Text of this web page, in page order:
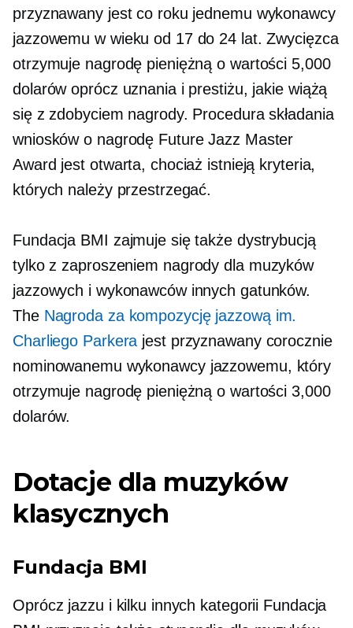
przyznawany jest co roku jednemu wykonawcy
jazzowemu w wieku od 17 do 24 lat. Zwycięzca
otrzymuje nagrodę pieniężną o wartości 5,000
dolarów oprócz uznania i prestiżu, jakie wiążą
się z zdobyciem nagrody. Procedura składania
wniosków o nagrodę Future Jazz Master
Award jest otwarta, chociaż istnieją kryteria,
których należy przestrzegać.
Fundacja BMI zajmuje się także dystrybucją
tylko z zaproszeniem nagrody dla muzyków
jazzowych i wykonawców innych gatunków.
The Nagroda za kompozycję jazzową im.
Charliego Parkera jest przyznawany corocznie
nominowanemu wykonawcy jazzowemu, który
otrzymuje nagrodę pieniężną o wartości 3,000
dolarów.
Dotacje dla muzyków
klasycznych
Fundacja BMI
Oprócz jazzu i kilku innych kategorii Fundacja